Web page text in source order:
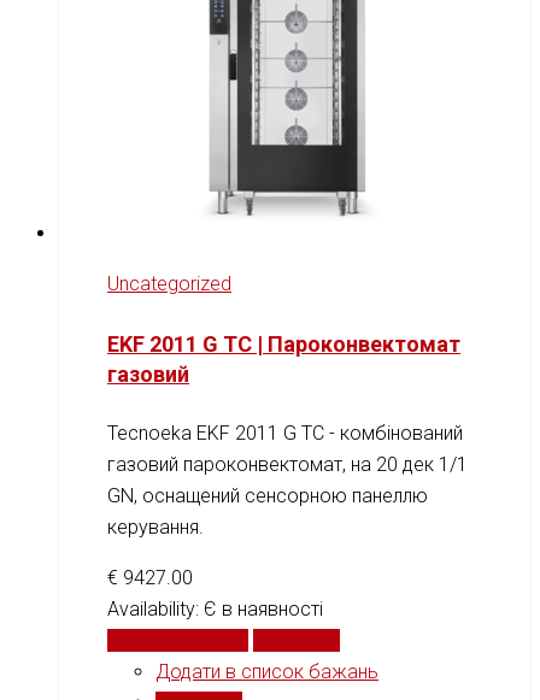
Uncategorized
EKF 2011 G TC | Пароконвектомат
газовий
Tecnoeka EKF 2011 G TC - комбінований
газовий пароконвектомат, на 20 дек 1/1
GN, оснащений сенсорною панеллю
керування.
€ 9427.00
Availability: Є в наявності
Додати в список бажань